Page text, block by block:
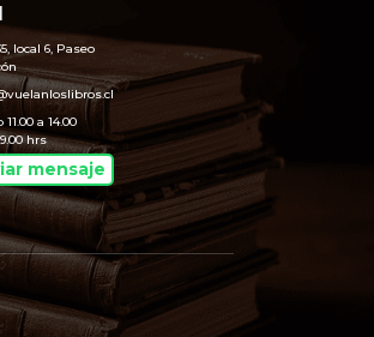
local 6, Paseo
a 14.00
hrs
mensaje